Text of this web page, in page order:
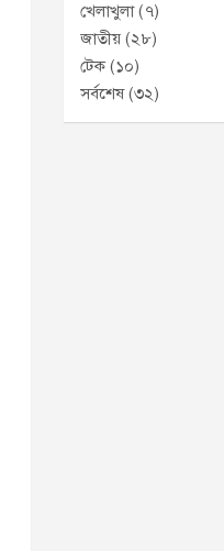
খেলাখুলা(৭)
জাতীয় (২৮)
টেক(১০)
সর্বশেষ(৩২)